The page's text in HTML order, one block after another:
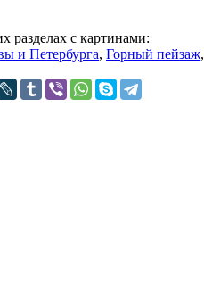
разделах с картинами:
и Петербурга, Горный пейзаж,